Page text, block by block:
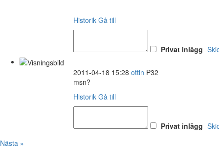
Historik Gå till
Privat inlägg
2011-04-18 15:28 ottin P32
msn?
Historik Gå till
Privat inlägg
Nästa »